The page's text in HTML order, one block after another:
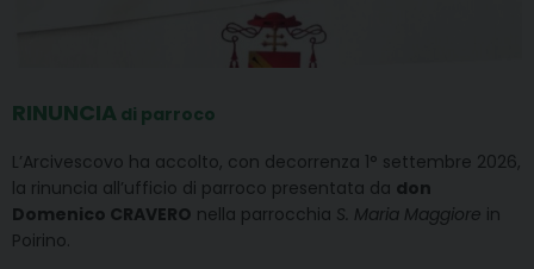
RINUNCIA di parroco
L’Arcivescovo ha accolto, con decorrenza 1° settembre 2026,
la rinuncia all’ufficio di parroco presentata da don
Domenico CRAVERO nella parrocchia S. Maria Maggiore in
Poirino.